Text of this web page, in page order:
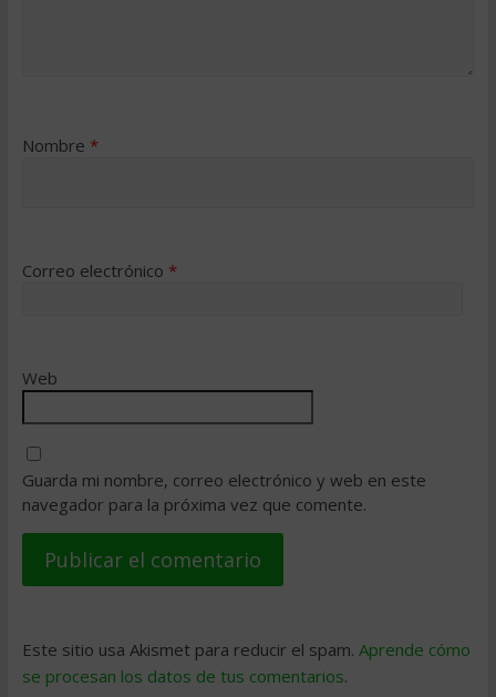
Nombre *
Correo electrónico *
Web
Guarda mi nombre, correo electrónico y web en este
navegador para la próxima vez que comente.
Este sitio usa Akismet para reducir el spam. Aprende cómo
se procesan los datos de tus comentarios.